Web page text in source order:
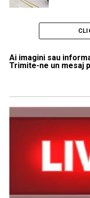
Ai imagini sau
Trimite-ne un mesaj